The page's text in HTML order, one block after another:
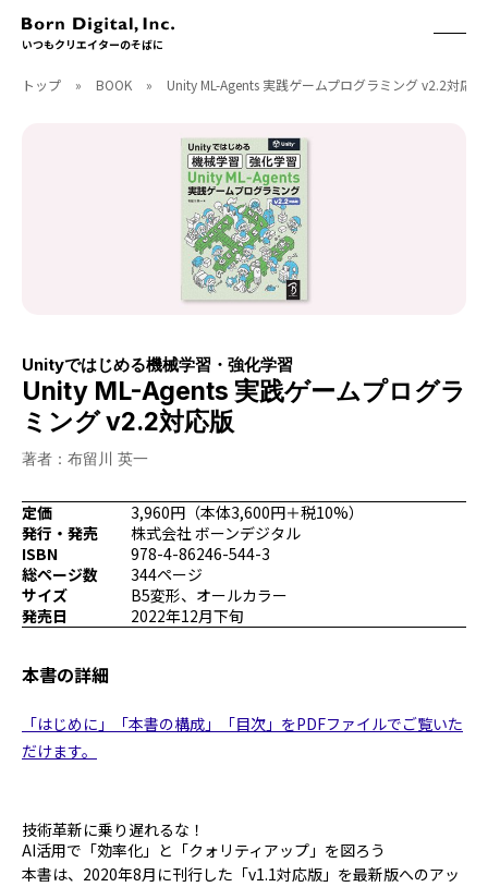
いつもクリエイターのそばに
ABOUT
CGWORLD
CGWORLD.jp
BOOK
刊行順
ゲーム/CG
アート/イラスト
プログラミング/ウェブ
ファッション/デザイン/他
有料セミナー
検定
トップ » BOOK » Unity ML-Agents 実践ゲームプログラミング v2.2対応版
Unity ML-Agents 実践ゲームプログラ
ミング v2.2対応版
Unityではじめる機械学習・強化学習
著者：布留川 英一
定価
3,960円（本体3,600円＋税10%）
発行・発売
株式会社 ボーンデジタル
ISBN
978-4-86246-544-3
総ページ数
344ページ
サイズ
B5変形、オールカラー
発売日
2022年12月下旬
本書の詳細
「はじめに」「本書の構成」「目次」をPDFファイルでご覧いた
だけます。
技術革新に乗り遅れるな！
AI活用で「効率化」と「クォリティアップ」を図ろう
本書は、2020年8月に刊行した「v1.1対応版」を最新版へのアッ